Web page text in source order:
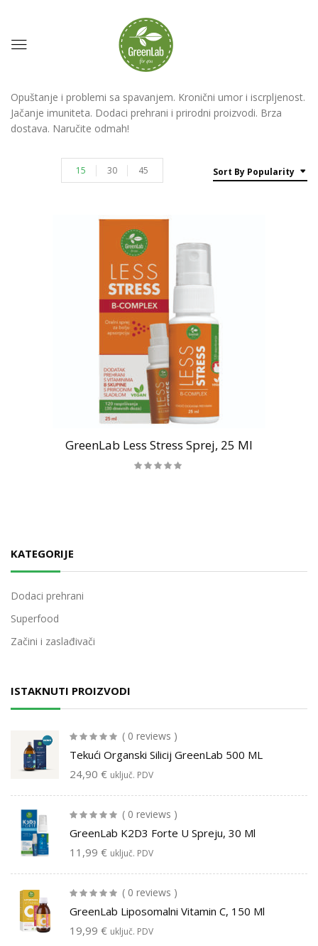
KATEGORIJE
Dodaci prehrani
Superfood
Začini i zaslađivači
ISTAKNUTI PROIZVODI
( 0 reviews )
Tekući Organski Silicij GreenLab 500 ML
24,90 € uključ. PDV
( 0 reviews )
GreenLab K2D3 Forte U Spreju, 30 Ml
11,99 € uključ. PDV
( 0 reviews )
GreenLab Liposomalni Vitamin C, 150 Ml
19,99 € uključ. PDV
Opuštanje i problemi sa spavanjem. Kronični umor i iscrpljenost.
Jačanje imuniteta. Dodaci prehrani i prirodni proizvodi. Brza
dostava. Naručite odmah!
Sort By Popularity
15 30 45
GreenLab Less Stress Sprej, 25 Ml